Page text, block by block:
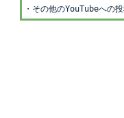
・その他のYouTubeへの